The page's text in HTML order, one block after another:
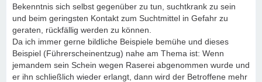
Bekenntnis sich selbst gegenüber zu tun, suchtkrank zu sein
und beim geringsten Kontakt zum Suchtmittel in Gefahr zu
geraten, rückfällig werden zu können.
Da ich immer gerne bildliche Beispiele bemühe und dieses
Beispiel (Führerscheinentzug) nahe am Thema ist: Wenn
jemandem sein Schein wegen Raserei abgenommen wurde und
er ihn schließlich wieder erlangt, dann wird der Betroffene mehr